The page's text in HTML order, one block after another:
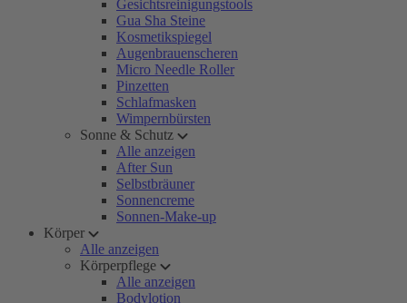
Gesichtsreinigungstools
Gua Sha Steine
Kosmetikspiegel
Augenbrauenscheren
Micro Needle Roller
Pinzetten
Schlafmasken
Wimpernbürsten
Sonne & Schutz
Alle anzeigen
After Sun
Selbstbräuner
Sonnencreme
Sonnen-Make-up
Körper
Alle anzeigen
Körperpflege
Alle anzeigen
Bodylotion